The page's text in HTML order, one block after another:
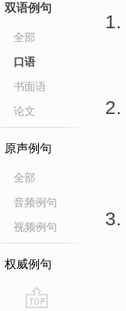
双语例句
全部
口语
书面语
论文
原声例句
全部
音频例句
视频例句
权威例句